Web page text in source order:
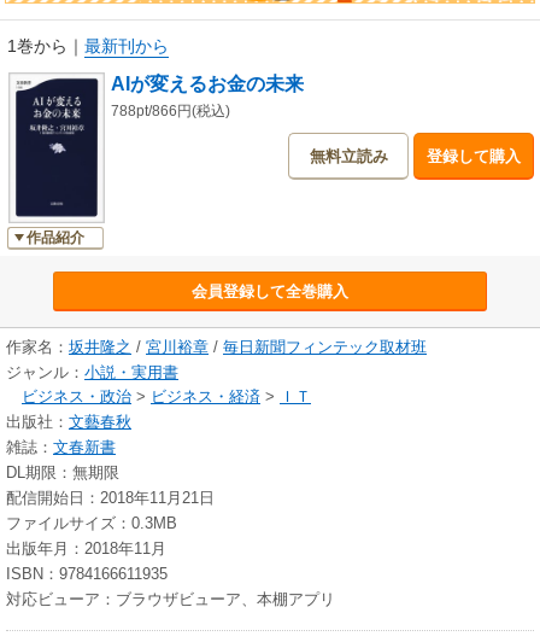
スマホとインターネットを通じて常に誰かとつながる時代、個人のあらゆ
る購買や行動は記録され、そのデータを企業が奪い合う時代に突入した。
こうした変化は必然的に銀行や保険会社のビジネスモデルにも大きな影響
を与えている。
もはや銀行の競争相手はプラットフォーマーだ。単純な事務作業はロボッ
トが担う時代、銀行員の本当の仕事とは何か。
保険会社もデジタル化によってビジネスモデルが変わってしまった。もは
や「まさかのときの保険」という時代ではない。
いま「お金」の世界で何が起きているのか、そして未来はどうなるのか。
経営者、投資家、金融関係者、学識者ら100人以上の取材をとおして、いま
私たちが置かれている状況を描き出す。
1巻から ｜ 最新刊から
作品紹介
AIが変えるお金の未来
788pt/866円(税込)
無料立読み 登録して購入
会員登録して全巻購入
作家名： 坂井隆之 / 宮川裕章 / 毎日新聞フィンテック取材班
ジャンル： 小説・実用書
ビジネス・政治 > ビジネス・経済 >
ＩＴ
出版社： 文藝春秋
雑誌： 文春新書
DL期限：無期限
配信開始日：2018年11月21日
ファイルサイズ：0.3MB
出版年月：2018年11月
ISBN：9784166611935
対応ビューア：ブラウザビューア、本棚アプリ